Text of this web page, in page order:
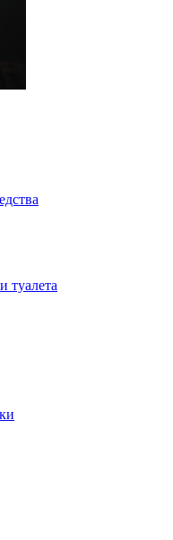
туалета